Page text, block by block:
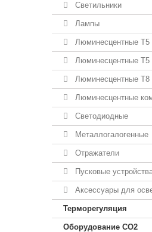
Светильники
Лампы
Люминесцентные T5
Люминесцентные T5
Люминесцентные T8
Люминесцентные
Светодиодные
Металлогалогенные
Отражатели
Пусковые
Аксессуары для
Терморегуляция
Оборудование CO2